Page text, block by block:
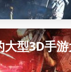
大型3D手